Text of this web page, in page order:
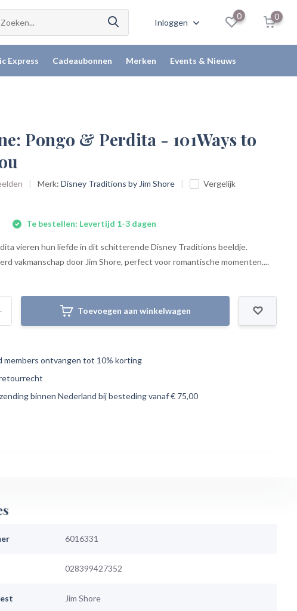
Inloggen
0 0
Express Cadeaubonnen Merken Events & Nieuws
Pongo & Perdita - 101Ways to
Merk:Disney Traditions by Jim Shore Vergelijk
Te bestellen: Levertijd 1-3 dagen
vieren hun liefde in dit schitterende Disney Traditions beeldje.
vakmanschap door Jim Shore, perfect voor romantische momenten....
Toevoegen aan winkelwagen
members ontvangen tot 10% korting
binnen Nederland bij besteding vanaf € 75,00
6016331
028399427352
Jim Shore